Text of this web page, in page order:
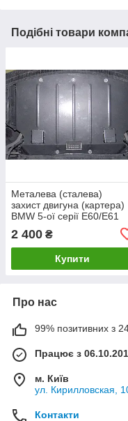
Подібні товари
Металева (сталева)
захист двигуна (картера)
BMW 5-ої серії E60/E61
(2003-2010) (V-2,0 D; 3,0
2 400 ₴
Купити
Про нас
99% позитивних з
Працює з
м. Київ
ул. Кирилловская,
Контакти